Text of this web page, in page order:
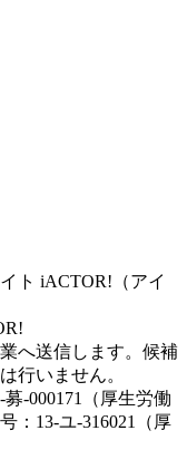
ト iACTOR!（アイ
へ送信します。候補
行いません。
-000171（厚生労働
：13-ユ-316021（厚